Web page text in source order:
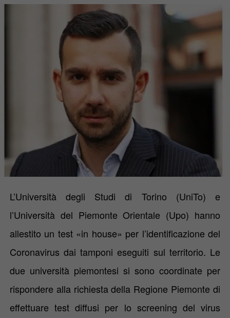
L’Università degli Studi di Torino (UniTo)
e
l’Università del Piemonte Orientale (Upo) hanno
allestito un test «in house» per l’identificazione del
Coronavirus dai tamponi eseguiti sul territorio. Le
due università piemontesi si sono coordinate per
rispondere alla richiesta della Regione Piemonte di
effettuare test diffusi per lo screening del virus